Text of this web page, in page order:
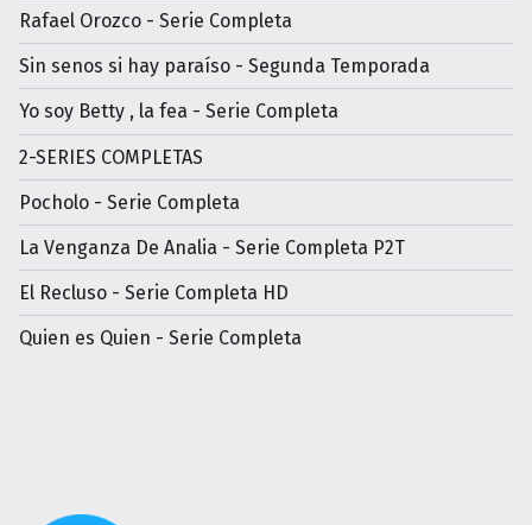
Rafael Orozco - Serie Completa
Sin senos si hay paraíso - Segunda Temporada
Yo soy Betty , la fea - Serie Completa
2-SERIES COMPLETAS
Pocholo - Serie Completa
La Venganza De Analia - Serie Completa P2T
El Recluso - Serie Completa HD
Quien es Quien - Serie Completa